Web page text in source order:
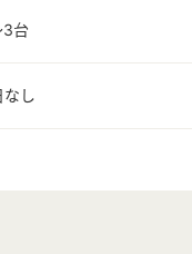
台
なし